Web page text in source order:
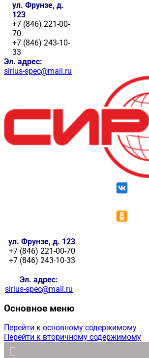
ул. Фрунзе, д.
123
+7 (846) 221-00-
70
+7 (846) 243-10-
33
Эл. адрес:
sirius-spec@mail.ru
ул. Фрунзе, д. 123
+7 (846) 221-00-70
+7 (846) 243-10-33
Эл. адрес:
sirius-spec@mail.ru
Основное меню
Перейти к основному содержимому
Перейти к вторичному содержимому